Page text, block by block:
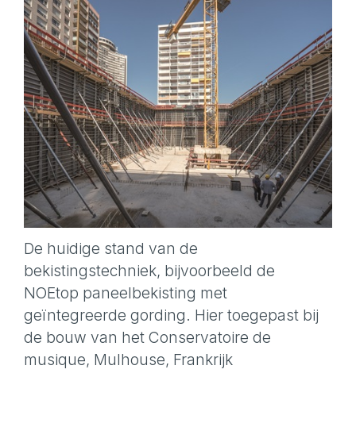
De huidige stand van de
bekistingstechniek, bijvoorbeeld de
NOEtop paneelbekisting met
geïntegreerde gording. Hier toegepast bij
de bouw van het Conservatoire de
musique, Mulhouse, Frankrijk